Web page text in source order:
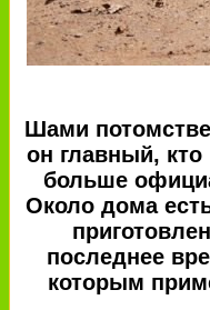
Шами
он главный,
больше
Около дома
последнее
которым